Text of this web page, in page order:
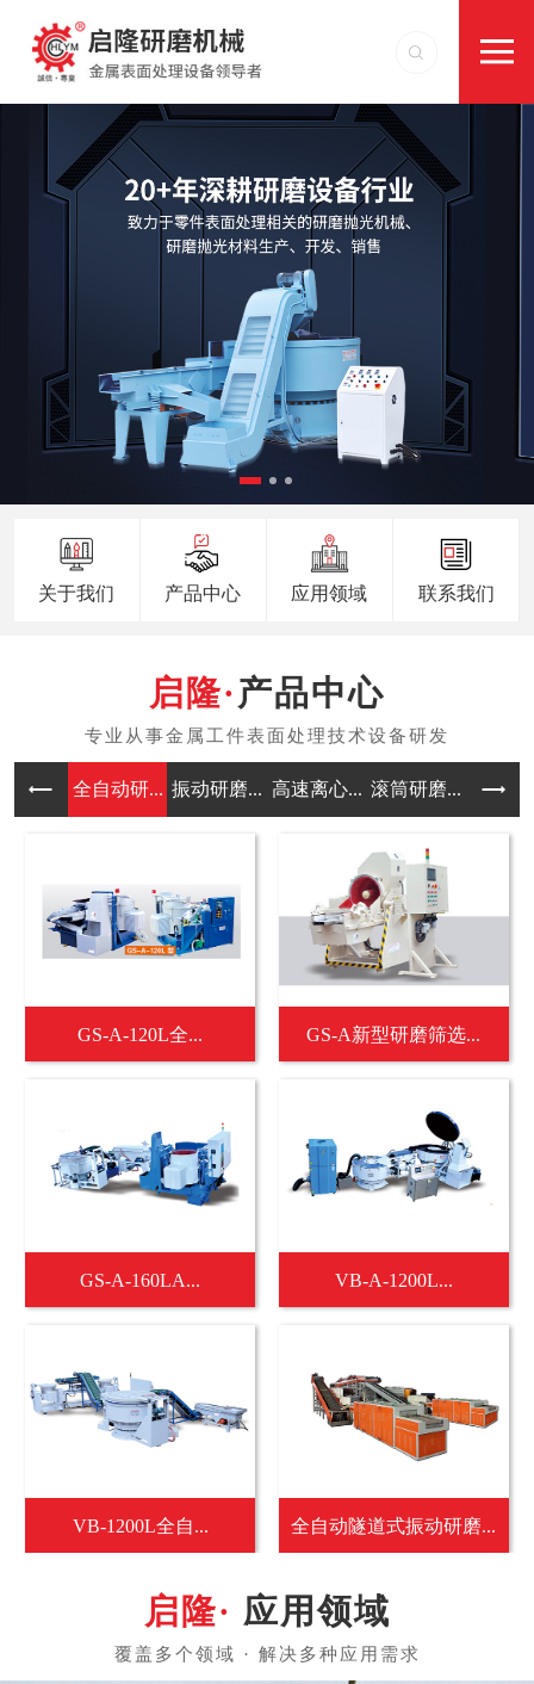
关于我们 产品中心 应用领域 联系我们
产品中心
全自动研... 振动研磨... 高速离心... 滚筒研磨... 涡流
GS-A-120L全... GS-A新型研磨筛选...
GS-A-160LA... VB-A-1200L...
VB-1200L全自... 全自动隧道式振动研磨...
应用领域